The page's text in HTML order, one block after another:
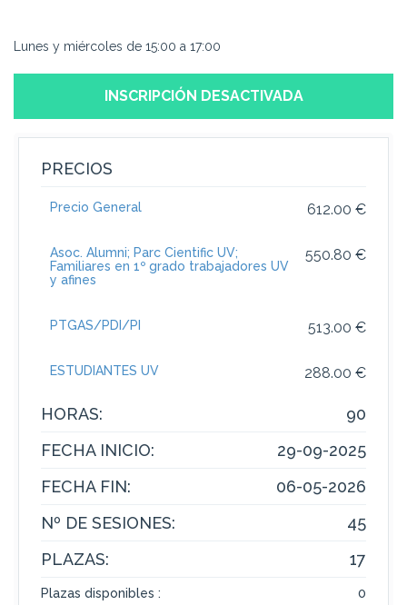
Lunes y miércoles de 15:00 a 17:00
INSCRIPCIÓN DESACTIVADA
PRECIOS
612.00 €
Precio General
550.80 €
Asoc. Alumni; Parc Cientific UV;
Familiares en 1º grado trabajadores UV
y afines
513.00 €
PTGAS/PDI/PI
288.00 €
ESTUDIANTES UV
HORAS:
90
FECHA INICIO:
29-09-2025
FECHA FIN:
06-05-2026
Nº DE SESIONES:
45
PLAZAS:
17
Plazas disponibles : 0